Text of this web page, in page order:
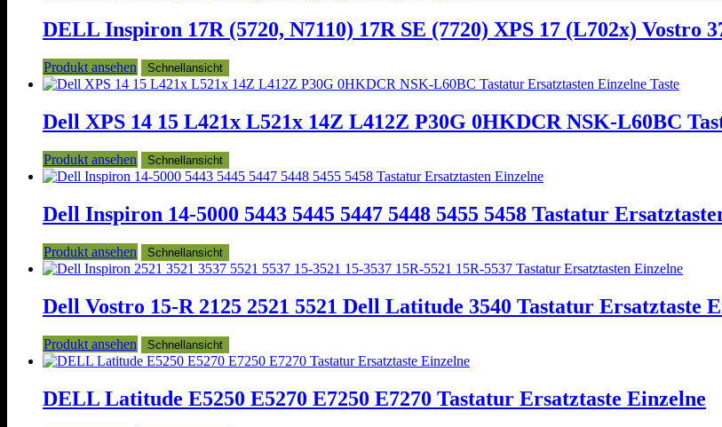
DELL Inspiron 17R (5720, N7110) 17R SE (7720) XPS 17 (L702x) Vostro
Produkt ansehen Schnellansicht
Dell XPS 14 15 L421x L521x 14Z L412Z P30G 0HKDCR NSK-L60BC
Produkt ansehen Schnellansicht
Dell Inspiron 14-5000 5443 5445 5447 5448 5455 5458 Tastatur
Produkt ansehen Schnellansicht
Dell Vostro 15-R 2125 2521 5521 Dell Latitude 3540 Tastatur Ersatztaste
Produkt ansehen Schnellansicht
DELL Latitude E5250 E5270 E7250 E7270 Tastatur Ersatztaste Einzelne